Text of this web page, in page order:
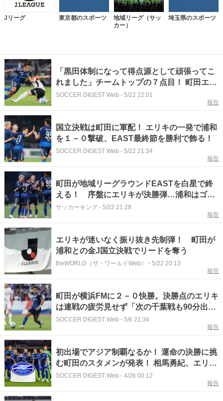
Jリーグ 東京都のスポーツ
地域リーグ（サッ
カー）
埼玉県のスポーツ
「黒田体制になって得点源として頑張ってこ
れました」チームトップの７点目！ 町田エリ
キがしみじみ「仲間に恵まれて取れたゴー
SOCCER DIGEST Web - 5/22 22:01
報告
国立決戦は町田に軍配！ エリキの一発で浦和
を１－０撃破、EAST最終節を勝利で飾る！
SOCCER DIGEST Web - 5/22 21:34
報告
町田が地域リーグラウンドEASTを白星で終
える！ 序盤にエリキが決勝弾…浦和はゴー
ル遠く連敗
サッカーキング - 5/22 21:28
報告
エリキが迷いなく振り抜き先制弾！ 町田が
浦和との金J国立決戦でリードを奪う
theWORLD（ザ・ワールドWeb） - 5/22 20:13
報告
町田が横浜FMに２－０快勝。決勝点のエリキ
は連戦の疲労見せず「次の千葉戦も90分出ら
れるように」
SOCCER DIGEST Web - 5/6 21:34
報告
初出場でアジア制覇なるか！ 運命の決勝に挑
む町田のスタメンが発表！ 相馬勇紀、エリ
キ、昌子源らが先発【ACLE】
SOCCER DIGEST Web - 4/26 00:12
報告